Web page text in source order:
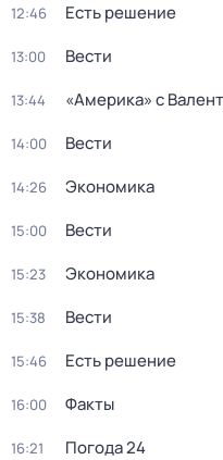
12:46 Есть решение
13:00 Вести
13:44 «Америка» с
14:00 Вести
14:26 Экономика
15:00 Вести
15:23 Экономика
15:38 Вести
15:46 Есть решение
16:00 Факты
16:21 Погода 24